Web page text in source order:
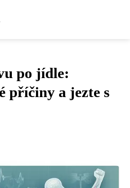
po jídle:
příčiny a jezte s